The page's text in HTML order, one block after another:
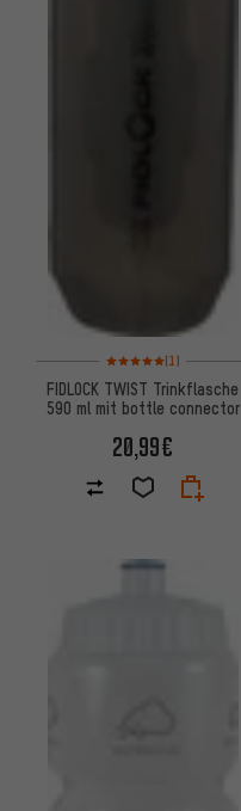
Bewertungen: 5 von
(1)
FIDLOCK TWIST Trinkflasche
590 ml mit bottle connector
20,99€